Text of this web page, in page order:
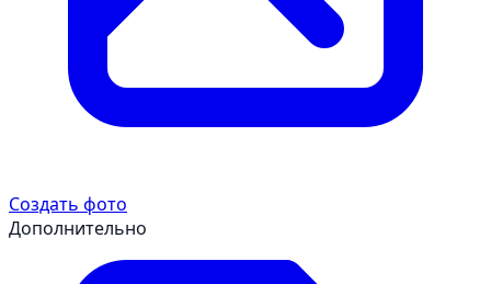
Создать фото
Дополнительно